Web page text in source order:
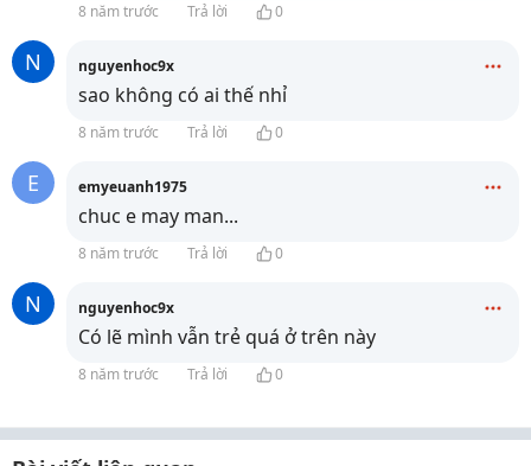
8 năm trước Trả lời 0
N nguyenhoc9x
sao không có ai thế nhỉ
8 năm trước Trả lời 0
E emyeuanh1975
chuc e may man...
8 năm trước Trả lời 0
N nguyenhoc9x
Có lẽ mình vẫn trẻ quá ở trên này
8 năm trước Trả lời 0